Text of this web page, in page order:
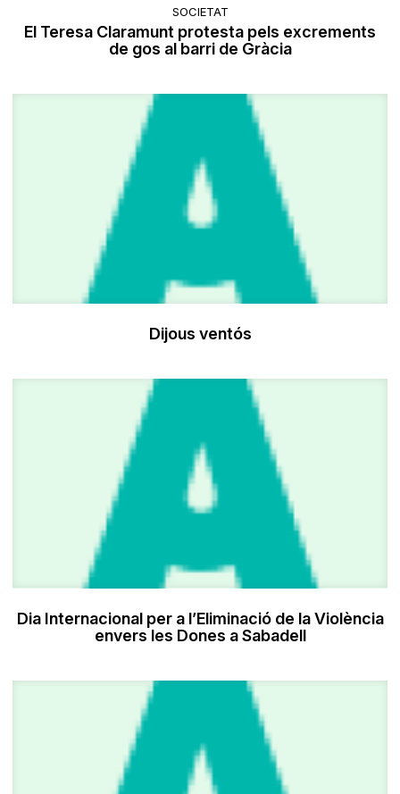
SOCIETAT
El Teresa Claramunt protesta pels excrements
de gos al barri de Gràcia
Dijous ventós
Dia Internacional per a l’Eliminació de la Violència
envers les Dones a Sabadell